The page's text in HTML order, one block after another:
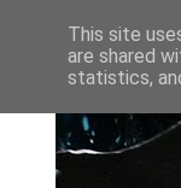
This site
are shared
statistics,